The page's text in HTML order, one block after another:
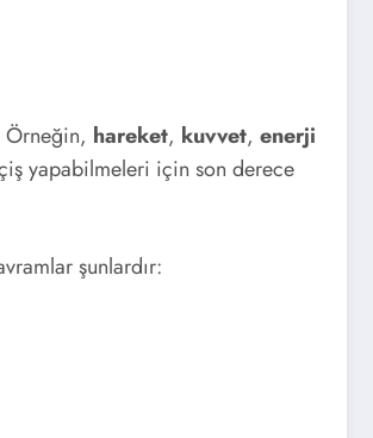
Örneğin, hareket, kuvvet, enerji
yapabilmeleri için son derece
şunlardır: